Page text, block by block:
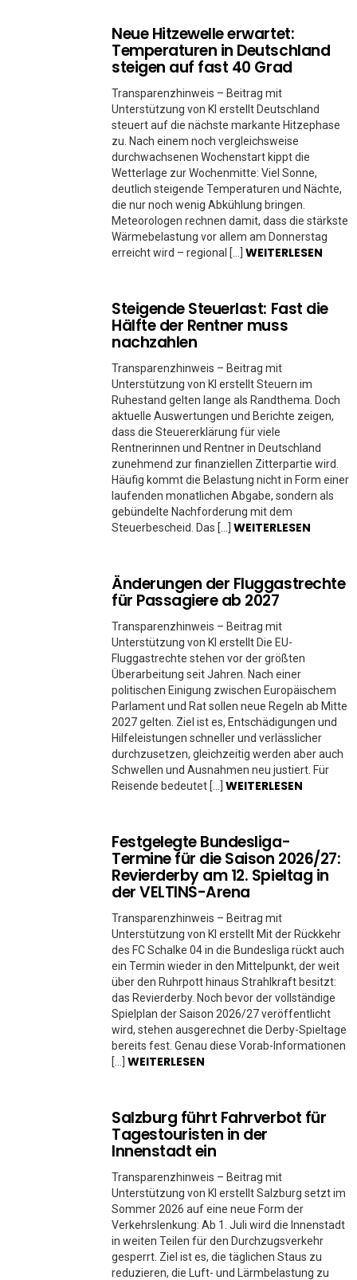
Neue Hitzewelle erwartet:
Temperaturen in Deutschland
steigen auf fast 40 Grad
Transparenzhinweis – Beitrag mit
Unterstützung von KI erstellt Deutschland
steuert auf die nächste markante Hitzephase
zu. Nach einem noch vergleichsweise
durchwachsenen Wochenstart kippt die
Wetterlage zur Wochenmitte: Viel Sonne,
deutlich steigende Temperaturen und Nächte,
die nur noch wenig Abkühlung bringen.
Meteorologen rechnen damit, dass die stärkste
Wärmebelastung vor allem am Donnerstag
erreicht wird – regional […] WEITERLESEN
Steigende Steuerlast: Fast die
Hälfte der Rentner muss
nachzahlen
Transparenzhinweis – Beitrag mit
Unterstützung von KI erstellt Steuern im
Ruhestand gelten lange als Randthema. Doch
aktuelle Auswertungen und Berichte zeigen,
dass die Steuererklärung für viele
Rentnerinnen und Rentner in Deutschland
zunehmend zur finanziellen Zitterpartie wird.
Häufig kommt die Belastung nicht in Form einer
laufenden monatlichen Abgabe, sondern als
gebündelte Nachforderung mit dem
Steuerbescheid. Das […] WEITERLESEN
Änderungen der Fluggastrechte
für Passagiere ab 2027
Transparenzhinweis – Beitrag mit
Unterstützung von KI erstellt Die EU-
Fluggastrechte stehen vor der größten
Überarbeitung seit Jahren. Nach einer
politischen Einigung zwischen Europäischem
Parlament und Rat sollen neue Regeln ab Mitte
2027 gelten. Ziel ist es, Entschädigungen und
Hilfeleistungen schneller und verlässlicher
durchzusetzen, gleichzeitig werden aber auch
Schwellen und Ausnahmen neu justiert. Für
Reisende bedeutet […] WEITERLESEN
Festgelegte Bundesliga-
Termine für die Saison 2026/27:
Revierderby am 12. Spieltag in
der VELTINS-Arena
Transparenzhinweis – Beitrag mit
Unterstützung von KI erstellt Mit der Rückkehr
des FC Schalke 04 in die Bundesliga rückt auch
ein Termin wieder in den Mittelpunkt, der weit
über den Ruhrpott hinaus Strahlkraft besitzt:
das Revierderby. Noch bevor der vollständige
Spielplan der Saison 2026/27 veröffentlicht
wird, stehen ausgerechnet die Derby-Spieltage
bereits fest. Genau diese Vorab-Informationen
[…] WEITERLESEN
Salzburg führt Fahrverbot für
Tagestouristen in der
Innenstadt ein
Transparenzhinweis – Beitrag mit
Unterstützung von KI erstellt Salzburg setzt im
Sommer 2026 auf eine neue Form der
Verkehrslenkung: Ab 1. Juli wird die Innenstadt
in weiten Teilen für den Durchzugsverkehr
gesperrt. Ziel ist es, die täglichen Staus zu
reduzieren, die Luft- und Lärmbelastung zu